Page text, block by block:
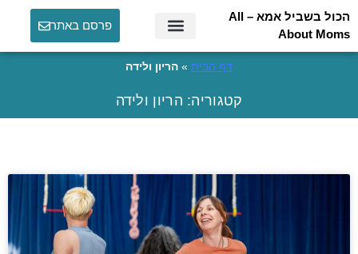
הכול בשביל אמא – All
About Moms
פרסם באתר
דף הבית » הריון ולידה
קטגוריה: הריון ולידה